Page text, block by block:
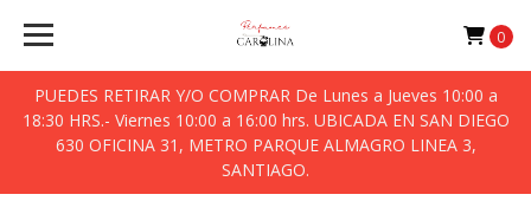
PUEDES RETIRAR Y/O COMPRAR De Lunes a Jueves 10:00 a
18:30 HRS.- Viernes 10:00 a 16:00 hrs. UBICADA EN SAN DIEGO
630 OFICINA 31, METRO PARQUE ALMAGRO LINEA 3,
SANTIAGO.
0